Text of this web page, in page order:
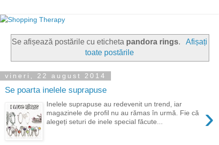
Se afișează postările cu eticheta pandora rings.
Afișați
toate postările
vineri, 22 august 2014
Se poarta inelele suprapuse
›
Inelele suprapuse au redevenit un trend, iar
magazinele de profil nu au rămas în urmă. Fie că
alegeți seturi de inele special făcute...